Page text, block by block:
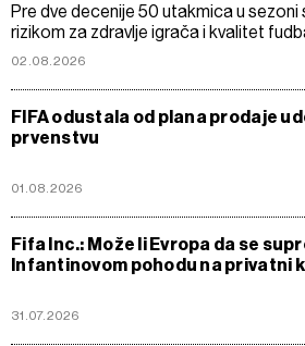
Pre dve decenije 50 utakmica u
rizikom za zdravlje igrača i kvalitet
02.08.2026
FIFA odustala od plana prodaje
prvenstvu
01.08.2026
Fifa Inc.: Može li Evropa da se
Infantinovom pohodu na privatni
31.07.2026